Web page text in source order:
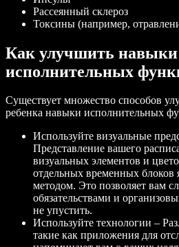
Рассеянный склероз
Токсины (например,
Как улучшить навыки
исполнительных
Существует множество способов
ребенка навыки исполнительных
Используйте визуальные
Представление вашего
визуальных элементов и
отдельных временных блоков
методом. Это позволяет вам
обязательствами и
не упустить.
Используйте технологии –
такие как приложения для